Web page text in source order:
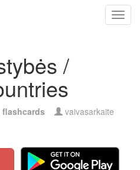
/
flashcards vaivasarkaite